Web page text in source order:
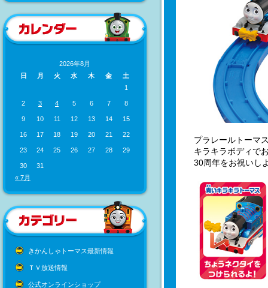
2026年8月
日
月 火 水 木 金
土
1
2 3 4 5 6 7 8
9 10 11 12 13 14 15
16 17 18 19 20 21 22
23 24 25 26 27 28 29
30
31
« 7月
きかんしゃトーマス最新情報
ＴＶ放送情報
公式オンラインショップ
プラレールトーマ
キラキラボディで
30周年をお祝いし